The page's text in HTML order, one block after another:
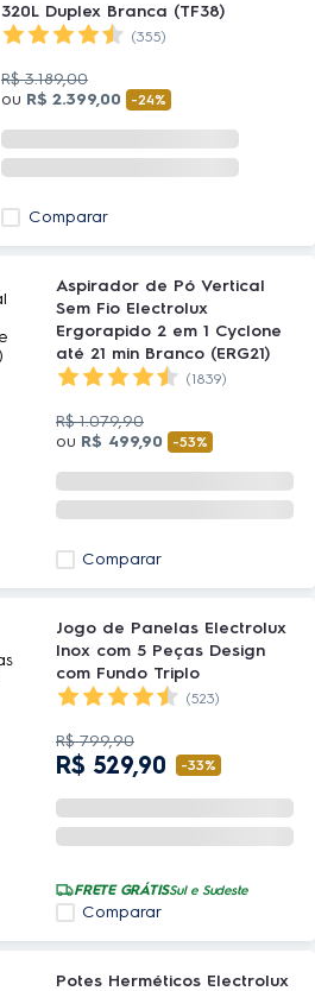
320L Duplex Branca (TF38)
(355)
R$ 3.189,00
ou R$ 2.399,00 -24%
Comparar
Aspirador de Pó Vertical
Sem Fio Electrolux
Ergorapido 2 em 1 Cyclone
até 21 min Branco (ERG21)
(1839)
R$ 1.079,90
ou R$ 499,90 -53%
Comparar
Jogo de Panelas Electrolux
Inox com 5 Peças Design
com Fundo Triplo
(523)
R$ 799,90
R$ 529,90 -33%
FRETE GRÁTISSul e Sudeste
Comparar
Potes Herméticos Electrolux